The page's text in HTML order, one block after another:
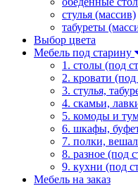
стулья (массив)
табуреты
Выбор цвета
Мебель под старину
1. столы (под
2. кровати
3. стулья,
4. скамьи,
5. комоды и
6. шкафы,
7. полки,
8. разное (под
9. кухни (под
Мебель на заказ